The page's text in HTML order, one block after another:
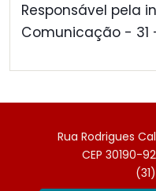
Responsável pela
Comunicação - 31
Rua Rodrigues
CEP 30190-